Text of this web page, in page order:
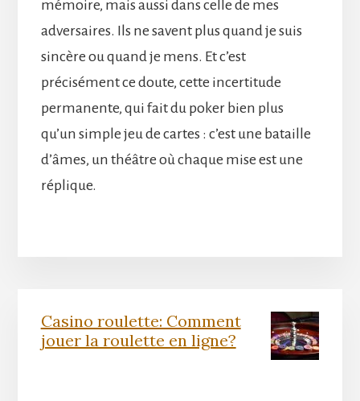
mémoire, mais aussi dans celle de mes
adversaires. Ils ne savent plus quand je suis
sincère ou quand je mens. Et c’est
précisément ce doute, cette incertitude
permanente, qui fait du poker bien plus
qu’un simple jeu de cartes : c’est une bataille
d’âmes, un théâtre où chaque mise est une
réplique.
latérale
Casino roulette: Comment
jouer la roulette en ligne?